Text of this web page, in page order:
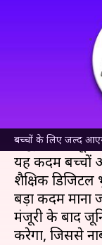
बच्चों के लिए जल्द
जुड़ा
भारतीय रिजर्व
लिमिटेड को
सैद्धांतिक मंजूरी
यह कदम बच्चों
शैक्षिक डिजिटल
बड़ा कदम माना
मंजूरी के बाद
करेगा, जिससे